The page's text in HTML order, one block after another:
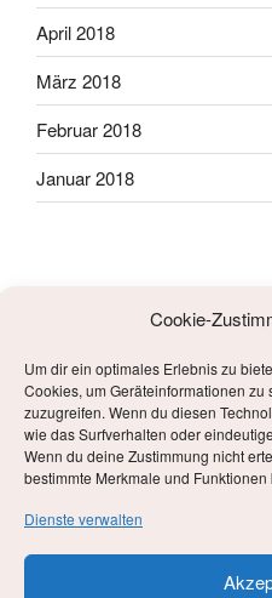
Cookie-
Um dir ein optimales Erlebnis zu
Cookies, um Geräteinformationen
zuzugreifen. Wenn du diesen
wie das Surfverhalten oder
Wenn du deine Zustimmung nicht
bestimmte Merkmale und
Dienste verwalten
April 2018
März 2018
Februar 2018
Januar 2018
META
Anmelden
Eintrags-Feed
Kommentar-Feed